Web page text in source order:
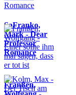
SaFranko,
Mark - Dear
Professor
Romance
Franßen,